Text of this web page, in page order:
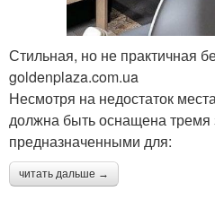
Стильная, но не практичная
goldenplaza.com.ua
Несмотря на недостаток
должна быть оснащена тремя
предназначенными для:
читать дальше →